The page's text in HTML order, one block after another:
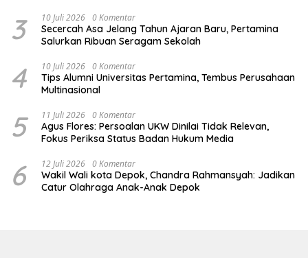
3 10 Juli 2026 0 Komentar
Secercah Asa Jelang Tahun Ajaran Baru, Pertamina
Salurkan Ribuan Seragam Sekolah
4 10 Juli 2026 0 Komentar
Tips Alumni Universitas Pertamina, Tembus Perusahaan
Multinasional
5 11 Juli 2026 0 Komentar
Agus Flores: Persoalan UKW Dinilai Tidak Relevan,
Fokus Periksa Status Badan Hukum Media
6 12 Juli 2026 0 Komentar
Wakil Wali kota Depok, Chandra Rahmansyah: Jadikan
Catur Olahraga Anak-Anak Depok